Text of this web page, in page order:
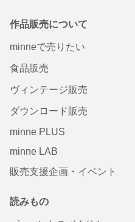
作品販売について
minneで売りたい
食品販売
ヴィンテージ販売
ダウンロード販売
minne PLUS
minne LAB
販売支援企画・イベント
読みもの